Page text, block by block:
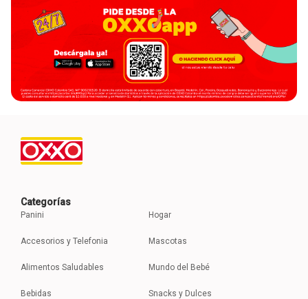
Categorías
Panini
Accesorios y Telefonia
Alimentos Saludables
Bebidas
Hogar
Mascotas
Mundo del Bebé
Snacks y Dulces